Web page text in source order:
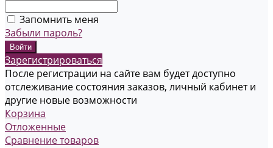
Запомнить меня
Забыли пароль?
Зарегистрироваться
После регистрации на сайте вам будет доступно
отслеживание состояния заказов, личный кабинет и
другие новые возможности
Корзина
Отложенные
Сравнение товаров